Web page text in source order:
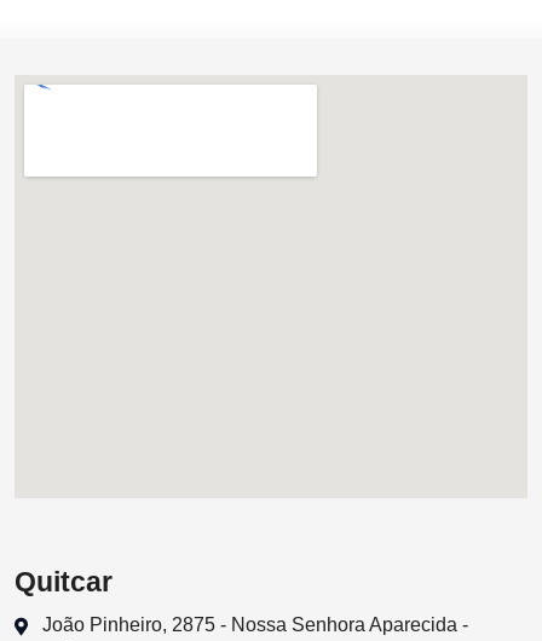
Quitcar
João Pinheiro, 2875 - Nossa Senhora Aparecida -